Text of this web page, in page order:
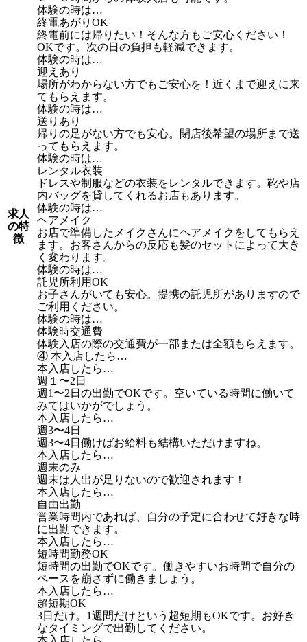
求人
の特
徴
体験の時は…
終電あがりOK
終電前には帰りたい！そんな方もご安心ください！
OKです。次の日の負担も軽減できます。
体験の時は…
迎えあり
場所がわからない方でもご安心を！近くまで迎えに来
てもらえます。
体験の時は…
送りあり
帰りの足がない方でも安心。閉店後希望の場所まで送
ってもらえます。
体験の時は…
レンタル衣装
ドレスや制服などの衣装をレンタルできます。靴や店
内バッグを貸してくれるお店もあります。
体験の時は…
ヘアメイク
お店で準備したメイクさんにヘアメイクをしてもらえ
ます。お客さんからの反応も髪のセットによって大き
く変わります。
体験の時は…
託児所利用OK
お子さんがいても安心。提携の託児所がありますので
ご利用ください。
体験の時は…
体験時交通費
体験入店の際の交通費が一部または全額もらえます。
④ 本入店したら…
本入店したら…
週１〜2日
週1〜2日の出勤でOKです。空いている時間に働いて
みてはいかがでしょう。
本入店したら…
週3〜4日
週3〜4日働けばお給料も結構いただけますね。
本入店したら…
週末のみ
週末は人出が足りないので歓迎されます！
本入店したら…
自由出勤
営業時間内であれば、自分の予定に合わせて好きな時
に出勤できます。
本入店したら…
短時間勤務OK
短時間の出勤でOKです。働きやすいお時間で自分の
ペースを崩さずに働きましょう。
本入店したら…
超短期OK
3日だけ。1週間だけという超短期もOKです。お好き
なタイミングで出勤してください。